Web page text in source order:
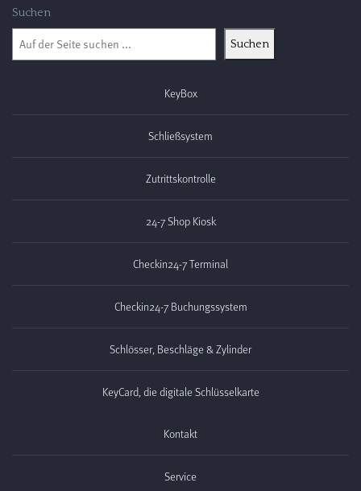
Suchen
Suchen
KeyBox
Schließsystem
Zutrittskontrolle
24-7 Shop Kiosk
Checkin24-7 Terminal
Checkin24-7 Buchungssystem
Schlösser, Beschläge & Zylinder
KeyCard, die digitale Schlüsselkarte
Kontakt
Service